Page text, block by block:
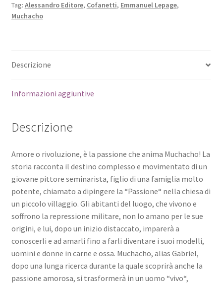
Tag: Alessandro Editore, Cofanetti, Emmanuel Lepage,
Muchacho
Descrizione
Informazioni aggiuntive
Descrizione
Amore o rivoluzione, è la passione che anima Muchacho! La
storia racconta il destino complesso e movimentato di un
giovane pittore seminarista, figlio di una famiglia molto
potente, chiamato a dipingere la “Passione“ nella chiesa di
un piccolo villaggio. Gli abitanti del luogo, che vivono e
soffrono la repressione militare, non lo amano per le sue
origini, e lui, dopo un inizio distaccato, imparerà a
conoscerli e ad amarli fino a farli diventare i suoi modelli,
uomini e donne in carne e ossa. Muchacho, alias Gabriel,
dopo una lunga ricerca durante la quale scoprirà anche la
passione amorosa, si trasformerà in un uomo “vivo“,